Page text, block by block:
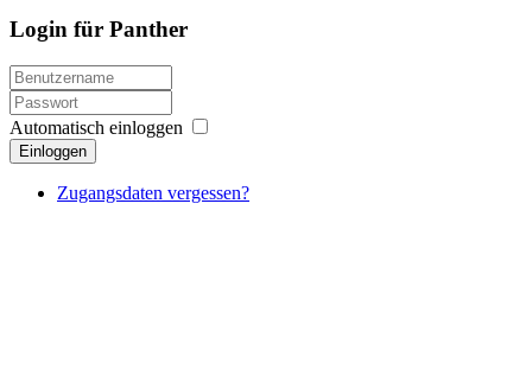
Login für Panther
Automatisch einloggen
Einloggen
Zugangsdaten vergessen?